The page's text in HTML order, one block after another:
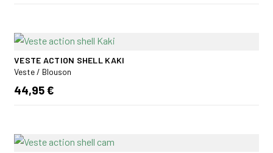
VESTE ACTION SHELL KAKI
Veste / Blouson
44,95 €